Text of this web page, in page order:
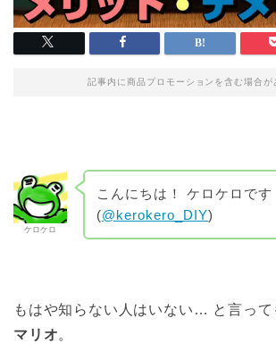
記事内に商品プロモーションを含む場合が
ケロケロ
こんにちは！ ケロケロです
(@kerokero_DIY)
もはや知らない人はいない… と言って
マリオ。